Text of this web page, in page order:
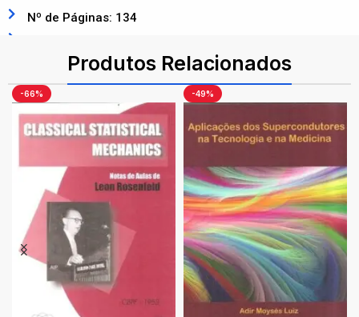
Nº de Páginas: 134
Produtos Relacionados
-66% -49%